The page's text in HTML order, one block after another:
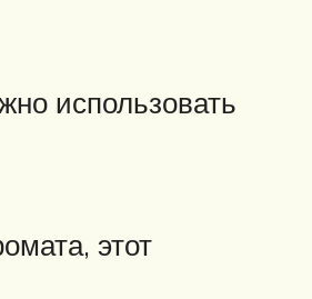
использовать
этот